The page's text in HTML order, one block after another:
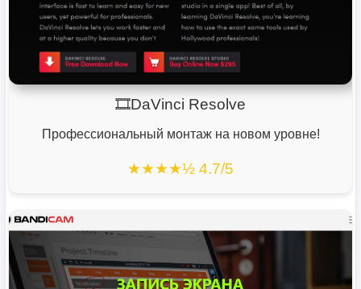
🎞️DaVinci Resolve
Профессиональный монтаж на новом уровне!
★★★★½ 4.7/5